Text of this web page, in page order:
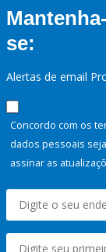
se:
Alertas de email
Concordo com os
dados pessoais
assinar as